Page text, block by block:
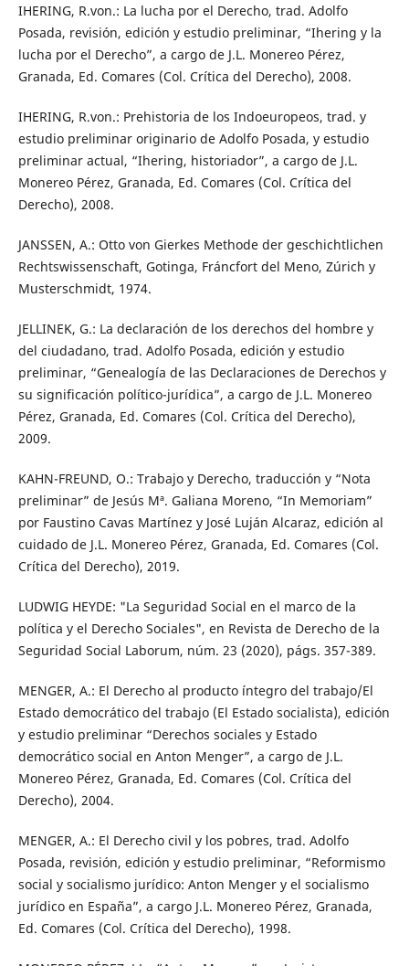
IHERING, R.von.: La lucha por el Derecho, trad. Adolfo
Posada, revisión, edición y estudio preliminar, “Ihering y la
lucha por el Derecho”, a cargo de J.L. Monereo Pérez,
Granada, Ed. Comares (Col. Crítica del Derecho), 2008.
IHERING, R.von.: Prehistoria de los Indoeuropeos, trad. y
estudio preliminar originario de Adolfo Posada, y estudio
preliminar actual, “Ihering, historiador”, a cargo de J.L.
Monereo Pérez, Granada, Ed. Comares (Col. Crítica del
Derecho), 2008.
JANSSEN, A.: Otto von Gierkes Methode der geschichtlichen
Rechtswissenschaft, Gotinga, Fráncfort del Meno, Zúrich y
Musterschmidt, 1974.
JELLINEK, G.: La declaración de los derechos del hombre y
del ciudadano, trad. Adolfo Posada, edición y estudio
preliminar, “Genealogía de las Declaraciones de Derechos y
su significación político-jurídica”, a cargo de J.L. Monereo
Pérez, Granada, Ed. Comares (Col. Crítica del Derecho),
2009.
KAHN-FREUND, O.: Trabajo y Derecho, traducción y “Nota
preliminar” de Jesús Mª. Galiana Moreno, “In Memoriam”
por Faustino Cavas Martínez y José Luján Alcaraz, edición al
cuidado de J.L. Monereo Pérez, Granada, Ed. Comares (Col.
Crítica del Derecho), 2019.
LUDWIG HEYDE: "La Seguridad Social en el marco de la
política y el Derecho Sociales", en Revista de Derecho de la
Seguridad Social Laborum, núm. 23 (2020), págs. 357-389.
MENGER, A.: El Derecho al producto íntegro del trabajo/El
Estado democrático del trabajo (El Estado socialista), edición
y estudio preliminar “Derechos sociales y Estado
democrático social en Anton Menger”, a cargo de J.L.
Monereo Pérez, Granada, Ed. Comares (Col. Crítica del
Derecho), 2004.
MENGER, A.: El Derecho civil y los pobres, trad. Adolfo
Posada, revisión, edición y estudio preliminar, “Reformismo
social y socialismo jurídico: Anton Menger y el socialismo
jurídico en España”, a cargo J.L. Monereo Pérez, Granada,
Ed. Comares (Col. Crítica del Derecho), 1998.